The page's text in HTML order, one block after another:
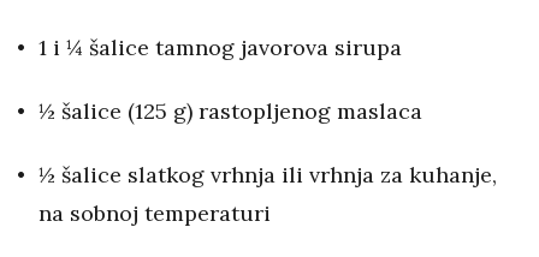
1 i ¼ šalice tamnog javorova sirupa
½ šalice (125 g) rastopljenog maslaca
½ šalice slatkog vrhnja ili vrhnja za kuhanje,
na sobnoj temperaturi